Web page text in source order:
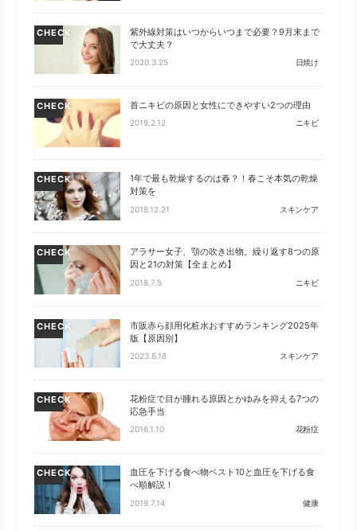
CHECK
紫外線対策はいつからいつまで必要？9月末まで
で大丈夫？
2020.3.25 日焼け
CHECK 首ニキビの原因と女性にできやすい2つの理由
2019.2.12 ニキビ
CHECK
1年で最も乾燥するのは春？！春こそ本気の乾燥
対策を
2018.12.21 スキンケア
CHECK
アラサー女子、顎の吹き出物。繰り返す8つの原
因と21の対策【全まとめ】
2018.7.5 ニキビ
CHECK
市販赤ら顔用化粧水おすすめランキング2025年
版【原因別】
2023.6.18 スキンケア
CHECK
花粉症で目が腫れる原因とかゆみを抑える7つの
応急手当
2016.1.10 花粉症
CHECK
血圧を下げる食べ物ベスト10と血圧を下げる食
べ順解説！
2019.7.14 健康